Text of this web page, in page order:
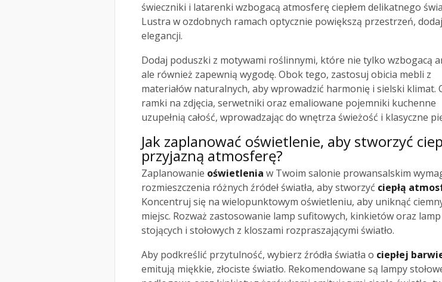
świeczniki i latarenki wzbogacą atmosferę ciepłem delikatnego
Lustra w ozdobnych ramach optycznie powiększą przestrzeń,
elegancji.
Dodaj poduszki z motywami roślinnymi, które nie tylko wzbogacą
ale również zapewnią wygodę. Obok tego, zastosuj obicia mebli z
materiałów naturalnych, aby wprowadzić harmonię i sielski klimat.
ramki na zdjęcia, serwetniki oraz emaliowane pojemniki kuchenne
uzupełnią całość, wprowadzając do wnętrza świeżość i klasyczne
Jak zaplanować oświetlenie, aby stworzyć
przyjazną atmosferę?
Zaplanowanie oświetlenia w Twoim salonie prowansalskim
rozmieszczenia różnych źródeł światła, aby stworzyć ciepłą
Koncentruj się na wielopunktowym oświetleniu, aby uniknąć
miejsc. Rozważ zastosowanie lamp sufitowych, kinkietów oraz lamp
stojących i stołowych z kloszami rozpraszającymi światło.
Aby podkreślić przytulność, wybierz źródła światła o ciepłej
emitują miękkie, złociste światło. Rekomendowane są lampy